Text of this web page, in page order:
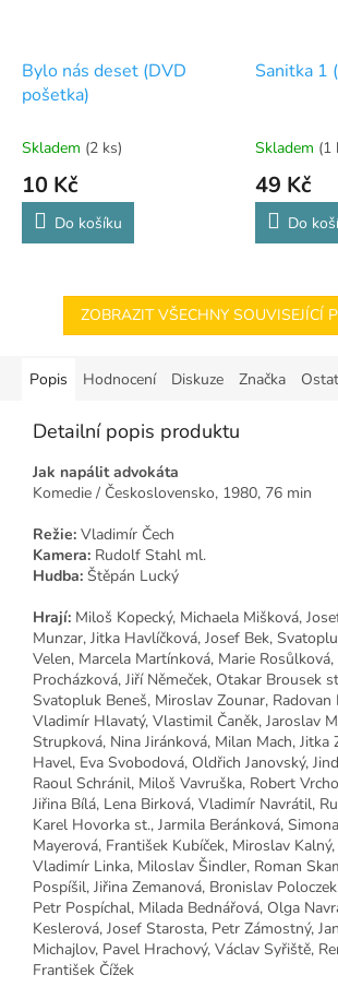
Bylo nás deset (DVD
pošetka)
Skladem (2 ks)
10 Kč
Do košíku
Sanitka 1
Skladem (1
49 Kč
Do
ZOBRAZIT VŠECHNY SOUVISEJÍCÍ
Popis Hodnocení Diskuze Značka
Detailní popis produktu
Jak napálit advokáta
Komedie / Československo, 1980, 76 min
Režie: Vladimír Čech
Kamera: Rudolf Stahl ml.
Hudba: Štěpán Lucký
Hrají: Miloš Kopecký, Michaela Mišková,
Munzar, Jitka Havlíčková, Josef Bek,
Velen, Marcela Martínková, Marie Rosůlková,
Procházková, Jiří Němeček, Otakar Brousek
Svatopluk Beneš, Miroslav Zounar, Radovan
Vladimír Hlavatý, Vlastimil Čaněk, Jaroslav
Strupková, Nina Jiránková, Milan Mach, Jitka
Havel, Eva Svobodová, Oldřich Janovský,
Raoul Schránil, Miloš Vavruška, Robert
Jiřina Bílá, Lena Birková, Vladimír Navrátil,
Karel Hovorka st., Jarmila Beránková,
Mayerová, František Kubíček, Miroslav
Vladimír Linka, Miloslav Šindler, Roman
Pospíšil, Jiřina Zemanová, Bronislav
Petr Pospíchal, Milada Bednářová, Olga
Keslerová, Josef Starosta, Petr Zámostný,
Michajlov, Pavel Hrachový, Václav Syřiště,
František Čížek